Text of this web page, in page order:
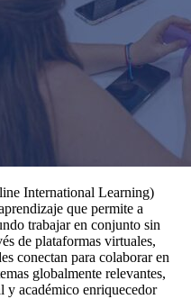
International Learning)
que permite a
trabajar en conjunto sin
de plataformas virtuales,
conectan para colaborar en
globalmente relevantes,
académico enriquecedor